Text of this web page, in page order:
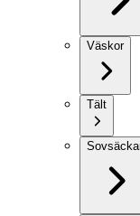
Väskor
Tält